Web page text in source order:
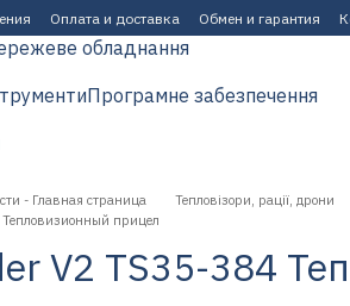
Оплата и доставка Обмен и гарантия
обладнання
Програмне забезпечення
- Главная страница Тепловізори, рації, дрони
прицел
V2 TS35-384